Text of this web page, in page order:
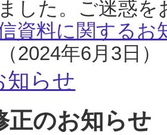
した。ご迷惑
資料に関するお
2024年6月3日）
知らせ
正のお知らせ